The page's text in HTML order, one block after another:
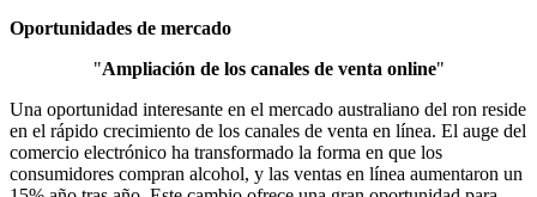
Oportunidades de mercado
"Ampliación de los canales de venta online"
Una oportunidad interesante en el mercado australiano del ron reside
en el rápido crecimiento de los canales de venta en línea. El auge del
comercio electrónico ha transformado la forma en que los
consumidores compran alcohol, y las ventas en línea aumentaron un